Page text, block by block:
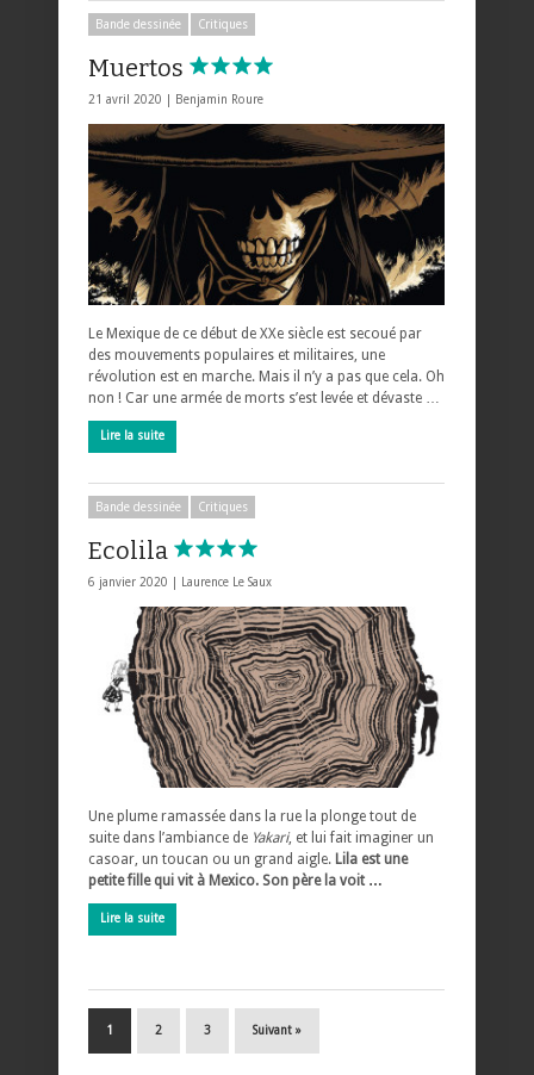
Bande dessinée Critiques
Muertos
21 avril 2020 | Benjamin Roure
Le Mexique de ce début de XXe siècle est secoué par
des mouvements populaires et militaires, une
révolution est en marche. Mais il n’y a pas que cela. Oh
non ! Car une armée de morts s’est levée et dévaste …
Lire la suite
Bande dessinée Critiques
Ecolila
6 janvier 2020 | Laurence Le Saux
Une plume ramassée dans la rue la plonge tout de
suite dans l’ambiance de Yakari, et lui fait imaginer un
casoar, un toucan ou un grand aigle. Lila est une
petite fille qui vit à Mexico. Son père la voit …
Lire la suite
1 2 3 Suivant »